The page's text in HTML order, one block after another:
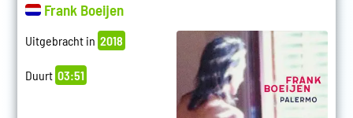
Frank Boeijen
Uitgebracht in 2018
Duurt 03:51